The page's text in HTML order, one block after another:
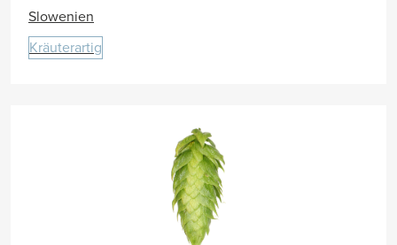
Slowenien
Kräuterartig